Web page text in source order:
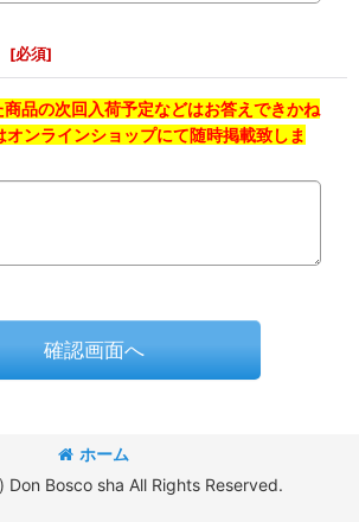
[必須]
品の次回入荷予定などはお答えできかね
オンラインショップにて随時掲載致しま
確認画面へ
ホーム
Don Bosco sha All Rights Reserved.